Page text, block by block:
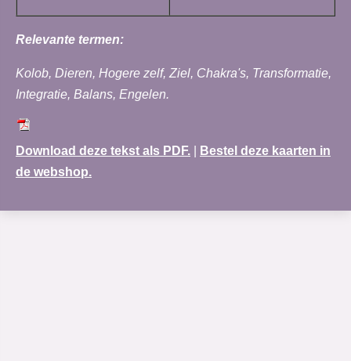
Relevante termen:
Kolob, Dieren, Hogere zelf, Ziel, Chakra's, Transformatie,
Integratie, Balans, Engelen.
Download deze tekst als PDF.
Bestel deze kaarten in
de webshop.